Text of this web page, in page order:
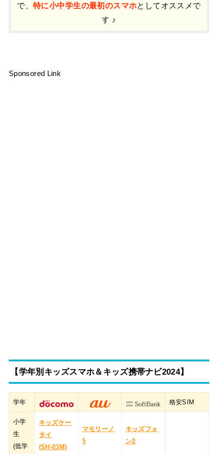
で、特に小中学生の最初のスマホとしてオススメで
す ♪
Sponsored Link
【学年別キッズスマホ＆キッズ携帯ナビ2024】
学年 格安SIM
小学
生
(低学
キッズケー
タイ
(SH-03M)
マモリーノ
5
キッズフォ
ン2